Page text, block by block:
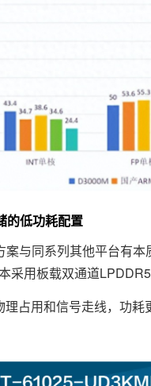
低功耗配置
案与同系列其他平台有
采用板载双通道
占用和信号走线，功